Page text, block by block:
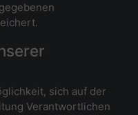
sich auf der
Verantwortlichen